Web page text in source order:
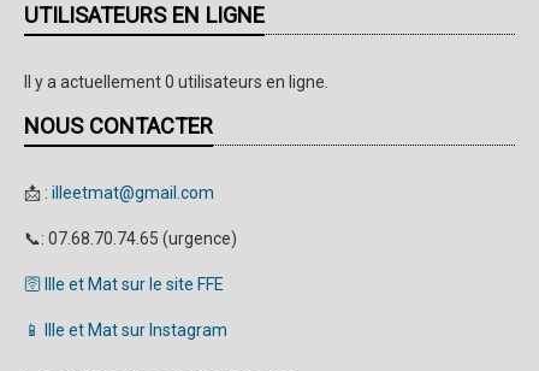
UTILISATEURS EN LIGNE
Il y a actuellement 0 utilisateurs en ligne.
NOUS CONTACTER
📩 : illeetmat@gmail.com
📞: 07.68.70.74.65 (urgence)
🛜 Ille et Mat sur le site FFE
📱 Ille et Mat sur Instagram